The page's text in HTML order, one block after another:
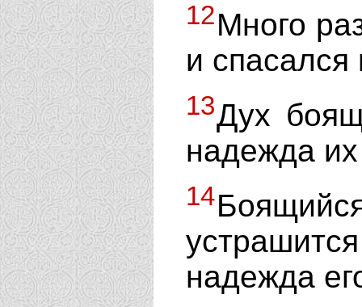
12Много
и
13Дух
надежда
14
надежда